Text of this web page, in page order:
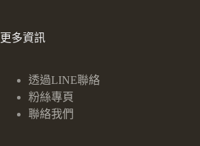
更多資訊
透過LINE聯絡
粉絲專頁
聯絡我們